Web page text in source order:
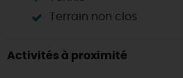
Terrain non clos
Activités à proximité